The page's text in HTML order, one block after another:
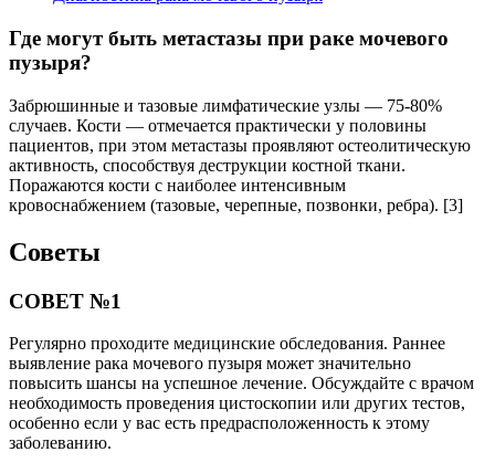
Где могут быть метастазы при раке мочевого
пузыря?
Забрюшинные и тазовые лимфатические узлы — 75-80%
случаев. Кости — отмечается практически у половины
пациентов, при этом метастазы проявляют остеолитическую
активность, способствуя деструкции костной ткани.
Поражаются кости с наиболее интенсивным
кровоснабжением (тазовые, черепные, позвонки, ребра). [3]
Советы
СОВЕТ №1
Регулярно проходите медицинские обследования. Раннее
выявление рака мочевого пузыря может значительно
повысить шансы на успешное лечение. Обсуждайте с врачом
необходимость проведения цистоскопии или других тестов,
особенно если у вас есть предрасположенность к этому
заболеванию.